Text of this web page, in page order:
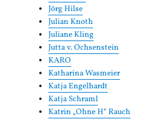
Jörg Hilse
Julian Knoth
Juliane Kling
Jutta v. Ochsenstein
KARO
Katharina Wasmeier
Katja Engelhardt
Katja Schraml
Katrin „Ohne H“ Rauch